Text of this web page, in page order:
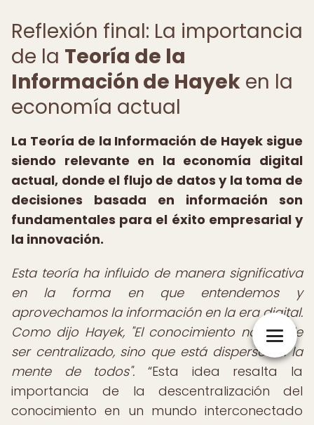
Reflexión final: La importancia
de la Teoría de la
Información de Hayek en la
economía actual
La Teoría de la Información de Hayek sigue
siendo relevante en la economía digital
actual, donde el flujo de datos y la toma de
decisiones basada en información son
fundamentales para el éxito empresarial y
la innovación.
Esta teoría ha influido de manera significativa
en la forma en que entendemos y
aprovechamos la información en la era digital.
Como dijo Hayek, "El conocimiento no puede
ser centralizado, sino que está disperso en la
mente de todos".
Esta idea resalta la
importancia de la descentralización del
conocimiento en un mundo interconectado